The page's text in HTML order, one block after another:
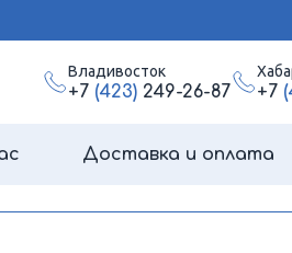
Владивосток
+7 (423)249-26-87 +7
Доставка и оплата